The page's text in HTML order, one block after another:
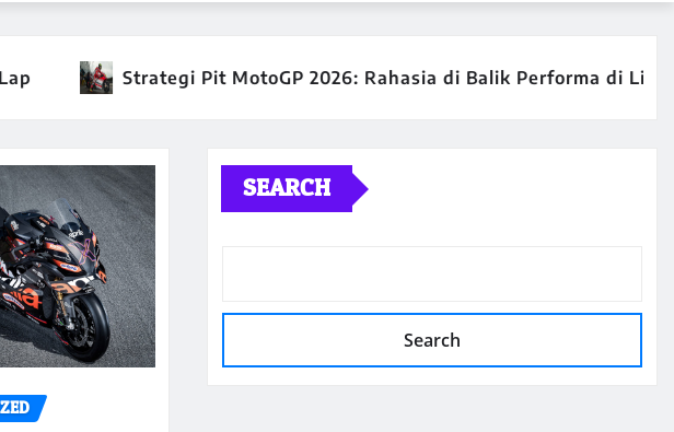
Strategi Pit MotoGP 2026: Rahasia di Balik Performa di Lintasan
SEARCH
Search